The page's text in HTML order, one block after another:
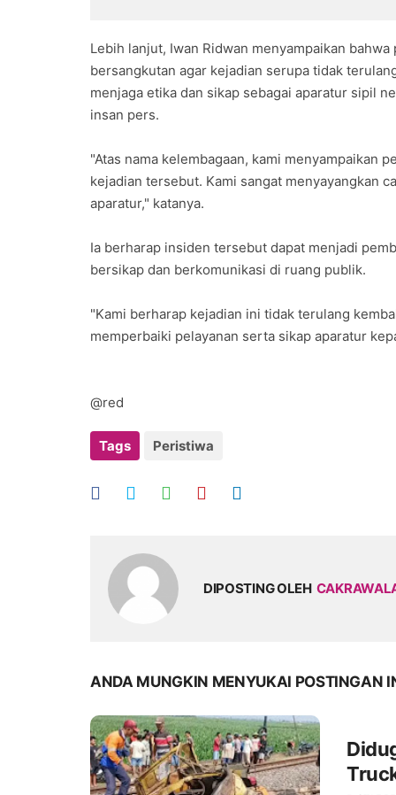
Lebih lanjut, Iwan Ridwan menyampaikan
bersangkutan agar kejadian serupa tidak
menjaga etika dan sikap sebagai aparatur sipil
insan pers.
"Atas nama kelembagaan, kami menyampaikan
kejadian tersebut. Kami sangat menyayangkan
aparatur," katanya.
Ia berharap insiden tersebut dapat menjadi
bersikap dan berkomunikasi di ruang publik.
"Kami berharap kejadian ini tidak terulang
memperbaiki pelayanan serta sikap aparatur
@red
Tags Peristiwa
DIPOSTING OLEH
ANDA MUNGKIN MENYUKAI POSTINGAN